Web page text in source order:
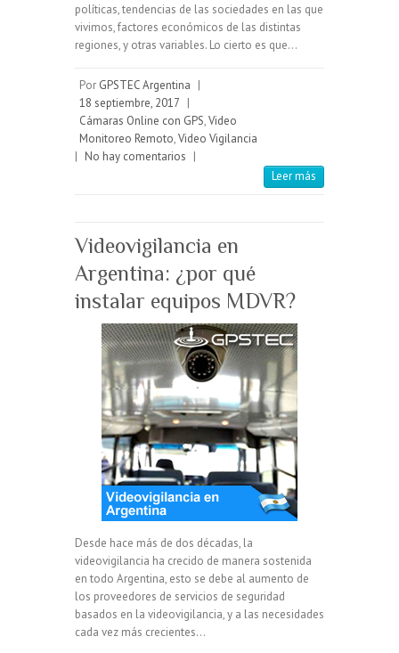
políticas, tendencias de las sociedades en las que
vivimos, factores económicos de las distintas
regiones, y otras variables. Lo cierto es que…
Por GPSTEC Argentina |
18 septiembre, 2017 |
Cámaras Online con GPS,Video
Monitoreo Remoto,Video Vigilancia
| No hay comentarios |
Leer más
Videovigilancia en
Argentina: ¿por qué
instalar equipos MDVR?
Desde hace más de dos décadas, la
videovigilancia ha crecido de manera sostenida
en todo Argentina, esto se debe al aumento de
los proveedores de servicios de seguridad
basados en la videovigilancia, y a las necesidades
cada vez más crecientes…